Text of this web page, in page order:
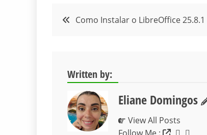
Navegação
Como Instalar o LibreOffice 25.8.1
Written by:
Eliane Domingos
View All Posts